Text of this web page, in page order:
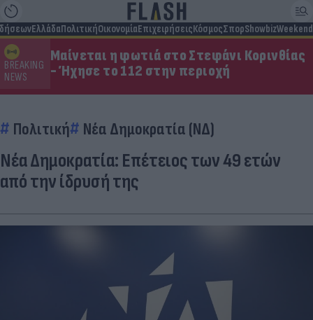
ΕλλάδαΠολιτικήΟικονομίαΕπιχειρήσειςΚόσμοςΣπορShowbizWeekend
BREAKING
NEWS
Μαίνεται η φωτιά στο Στεφάνι Κορινθίας
- Ήχησε το 112 στην περιοχή
Πολιτική Νέα Δημοκρατία (ΝΔ)
Νέα Δημοκρατία: Επέτειος των 49 ετών
από την ίδρυσή της